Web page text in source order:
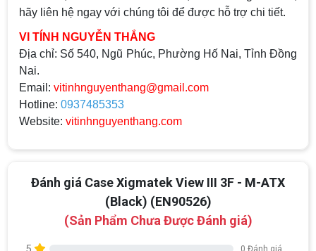
hãy liên hệ ngay với chúng tôi để được hỗ trợ chi tiết.
VI TÍNH NGUYỄN THẮNG
Địa chỉ: Số 540, Ngũ Phúc, Phường Hố Nai, Tỉnh Đồng
Nai.
Email: vitinhnguyenthang@gmail.com
Hotline: 0937485353
Website: vitinhnguyenthang.com
Đánh giá Case Xigmatek View III 3F - M-ATX
(Black) (EN90526)
(Sản Phẩm Chưa Được Đánh giá)
0 Đánh giá